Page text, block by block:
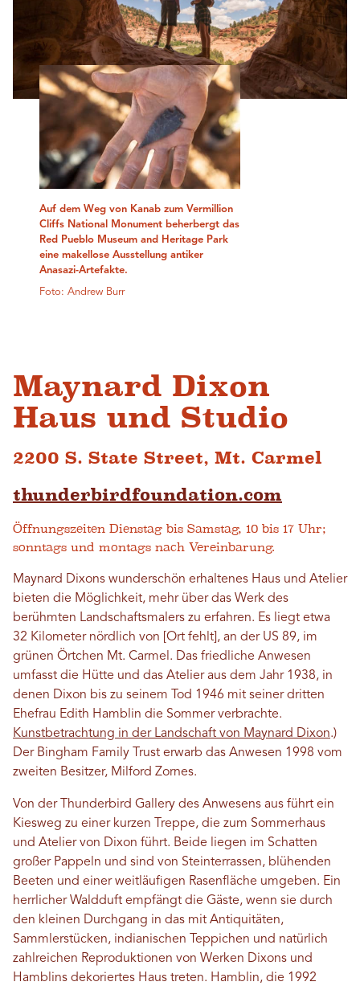
Auf dem Weg von Kanab zum Vermillion
Cliffs National Monument beherbergt das
Red Pueblo Museum and Heritage Park
eine makellose Ausstellung antiker
Anasazi-Artefakte.
Foto: Andrew Burr
Maynard Dixon
Haus und Studio
2200 S. State Street, Mt. Carmel
thunderbirdfoundation.com
Öffnungszeiten Dienstag bis Samstag, 10 bis 17 Uhr;
sonntags und montags nach Vereinbarung.
Maynard Dixons wunderschön erhaltenes Haus und Atelier
bieten die Möglichkeit, mehr über das Werk des
berühmten Landschaftsmalers zu erfahren. Es liegt etwa
32 Kilometer nördlich von [Ort fehlt], an der US 89, im
grünen Örtchen Mt. Carmel. Das friedliche Anwesen
umfasst die Hütte und das Atelier aus dem Jahr 1938, in
denen Dixon bis zu seinem Tod 1946 mit seiner dritten
Ehefrau Edith Hamblin die Sommer verbrachte.
Kunstbetrachtung in der Landschaft von Maynard Dixon.)
Der Bingham Family Trust erwarb das Anwesen 1998 vom
zweiten Besitzer, Milford Zornes.
Von der Thunderbird Gallery des Anwesens aus führt ein
Kiesweg zu einer kurzen Treppe, die zum Sommerhaus
und Atelier von Dixon führt. Beide liegen im Schatten
großer Pappeln und sind von Steinterrassen, blühenden
Beeten und einer weitläufigen Rasenfläche umgeben. Ein
herrlicher Waldduft empfängt die Gäste, wenn sie durch
den kleinen Durchgang in das mit Antiquitäten,
Sammlerstücken, indianischen Teppichen und natürlich
zahlreichen Reproduktionen von Werken Dixons und
Hamblins dekoriertes Haus treten. Hamblin, die 1992